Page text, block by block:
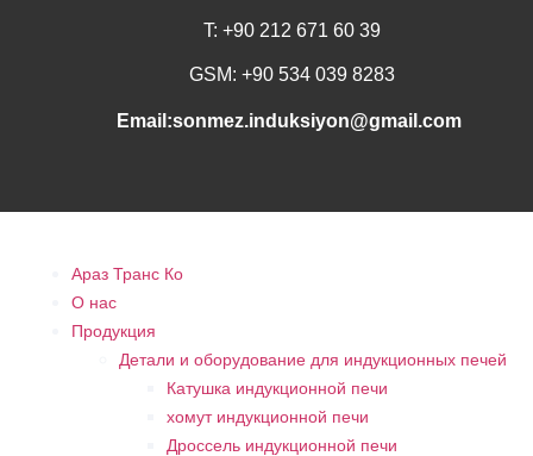
T: +90 212 671 60 39
GSM: +90 534 039 8283
Email:sonmez.induksiyon@gmail.com
Араз Транс Ко
О нас
Продукция
Детали и оборудование для индукционных печей
Катушка индукционной печи
хомут индукционной печи
Дроссель индукционной печи